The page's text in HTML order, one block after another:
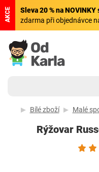
AKCE Sleva 20 % na
zdarma při objednávce
Bílé zboží Malé
Rýžovar